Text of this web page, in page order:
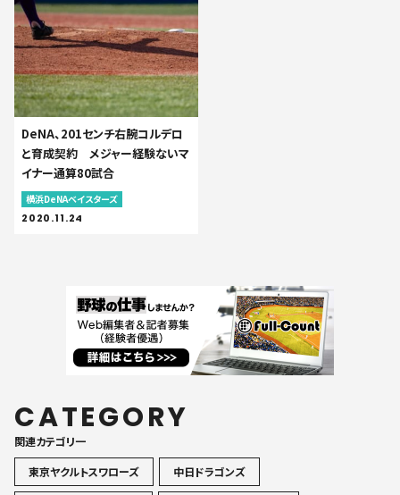
DeNA、201センチ右腕コルデロ
と育成契約 メジャー経験ないマ
イナー通算80試合
横浜DeNAベイスターズ
2020.11.24
CATEGORY
関連カテゴリ一
東京ヤクルトスワローズ
中日ドラゴンズ